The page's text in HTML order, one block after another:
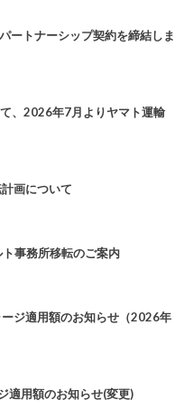
ートナーシップ契約を締結しま
、2026年7月よりヤマト運輸
画について
事務所移転のご案内
ジ適用額のお知らせ（2026年
用額のお知らせ(変更)